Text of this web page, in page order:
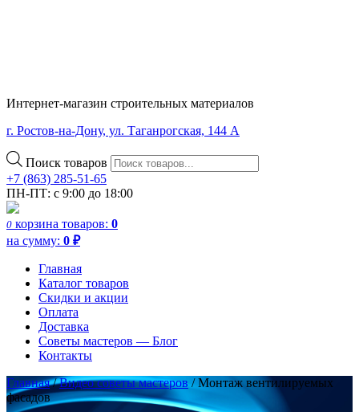
Интернет-магазин строительных материалов
г. Ростов-на-Дону, ул. Таганрогская, 144 А
Поиск товаров
+7 (863) 285-51-65
ПН-ПТ: с 9:00 до 18:00
0 корзина товаров: 0
на сумму: 0 ₽
Главная
Каталог товаров
Скидки и акции
Оплата
Доставка
Советы мастеров — Блог
Контакты
Главная/Видео советы мастеров /Монтаж вентилируемых
фасадов